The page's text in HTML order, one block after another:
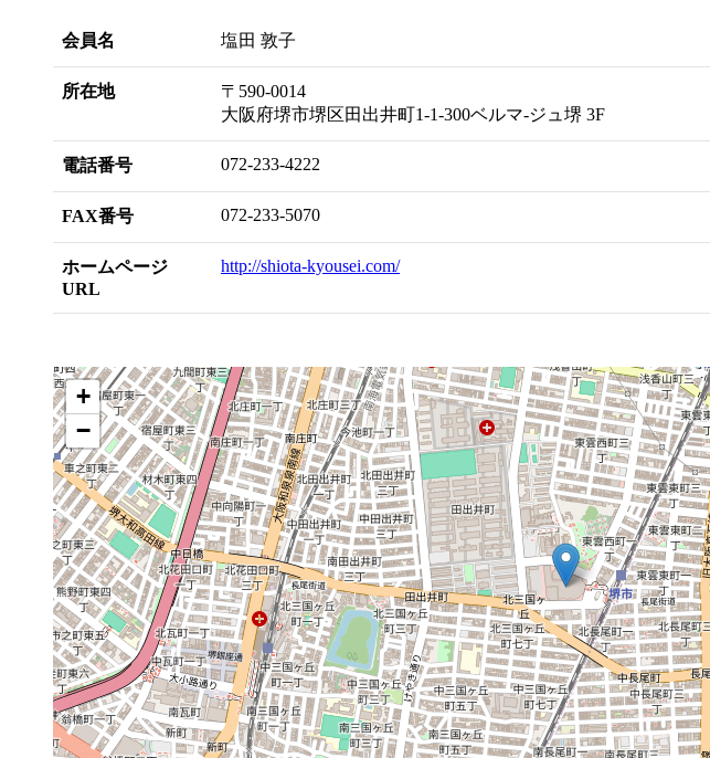
会員名 塩田 敦子
所在地
〒590-0014
大阪府堺市堺区田出井町1-1-300ベルマ-ジュ堺 3F
電話番号 072-233-4222
FAX番号 072-233-5070
ホームページ
URL
http://shiota-kyousei.com/
+
−